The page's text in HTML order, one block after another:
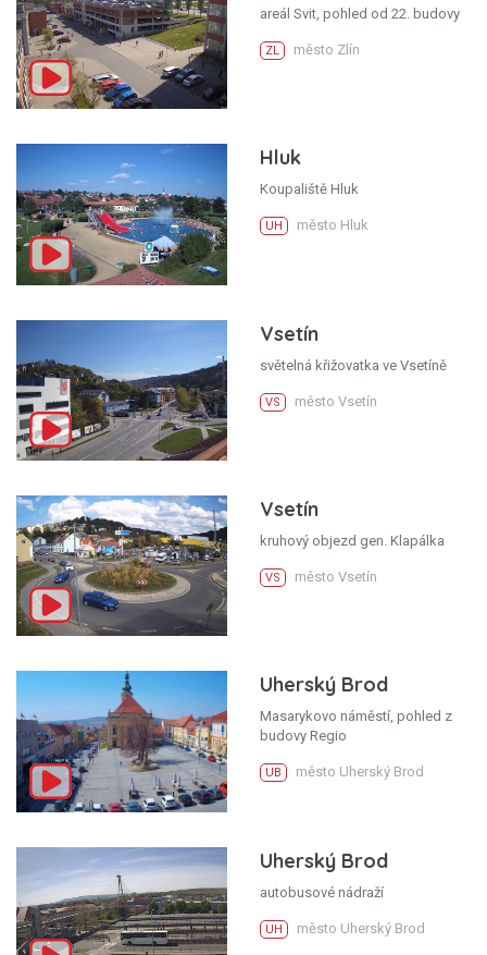
areál Svit, pohled od 22. budovy
ZL město Zlín
Hluk
Koupaliště Hluk
UH město Hluk
Vsetín
světelná křižovatka ve Vsetíně
VS město Vsetín
Vsetín
kruhový objezd gen. Klapálka
VS město Vsetín
Uherský Brod
Masarykovo náměstí, pohled z
budovy Regio
UB město Uherský Brod
Uherský Brod
autobusové nádraží
UH město Uherský Brod